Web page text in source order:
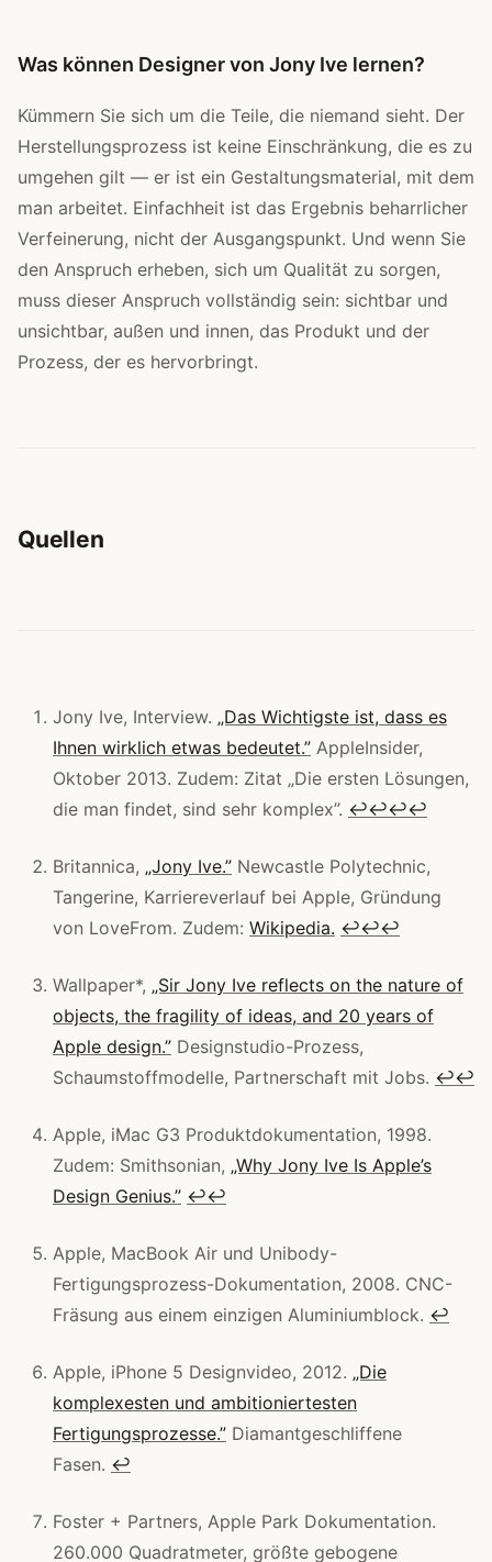
Was können Designer von Jony Ive lernen?
Kümmern Sie sich um die Teile, die niemand sieht. Der
Herstellungsprozess ist keine Einschränkung, die es zu
umgehen gilt — er ist ein Gestaltungsmaterial, mit dem
man arbeitet. Einfachheit ist das Ergebnis beharrlicher
Verfeinerung, nicht der Ausgangspunkt. Und wenn Sie
den Anspruch erheben, sich um Qualität zu sorgen,
muss dieser Anspruch vollständig sein: sichtbar und
unsichtbar, außen und innen, das Produkt und der
Prozess, der es hervorbringt.
Quellen
Jony Ive, Interview. „Das Wichtigste ist, dass es
Ihnen wirklich etwas bedeutet.” AppleInsider,
Oktober 2013. Zudem: Zitat „Die ersten Lösungen,
die man findet, sind sehr komplex”. ↩↩↩↩
Britannica, „Jony Ive.” Newcastle Polytechnic,
Tangerine, Karriereverlauf bei Apple, Gründung
von LoveFrom. Zudem: Wikipedia. ↩↩↩
Wallpaper*, „Sir Jony Ive reflects on the nature of
objects, the fragility of ideas, and 20 years of
Apple design.” Designstudio-Prozess,
Schaumstoffmodelle, Partnerschaft mit Jobs. ↩↩
Apple, iMac G3 Produktdokumentation, 1998.
Zudem: Smithsonian, „Why Jony Ive Is Apple’s
Design Genius.” ↩↩
Apple, MacBook Air und Unibody-
Fertigungsprozess-Dokumentation, 2008. CNC-
Fräsung aus einem einzigen Aluminiumblock. ↩
Apple, iPhone 5 Designvideo, 2012. „Die
komplexesten und ambitioniertesten
Fertigungsprozesse.” Diamantgeschliffene
Fasen. ↩
Foster + Partners, Apple Park Dokumentation.
260.000 Quadratmeter, größte gebogene